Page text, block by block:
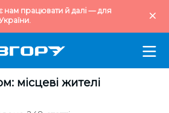
нам працювати й далі — для
місцеві жителі